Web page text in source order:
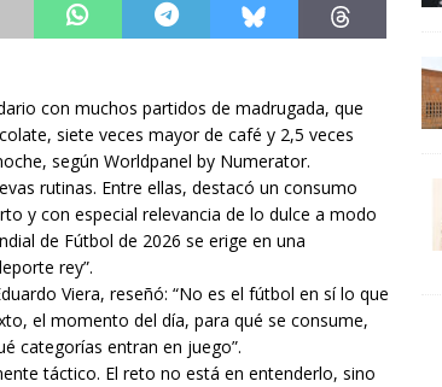
con muchos partidos de madrugada, que
siete veces mayor de café y 2,5 veces
según Worldpanel by Numerator.
rutinas. Entre ellas, destacó un consumo
y con especial relevancia de lo dulce a modo
de Fútbol de 2026 se erige en una
rey”.
Viera, reseñó: “No es el fútbol en sí lo que
el momento del día, para qué se consume,
categorías entran en juego”.
táctico. El reto no está en entenderlo, sino